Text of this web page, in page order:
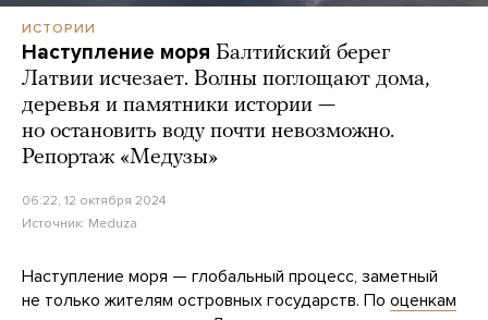
ИСТОРИИ
Наступление моря Балтийский берег
Латвии исчезает. Волны поглощают дома,
деревья и памятники истории —
но остановить воду почти невозможно.
Репортаж «Медузы»
06:22, 12 октября 2024
Источник: Meduza
Наступление моря — глобальный процесс, заметный
не только жителям островных государств. По оценкам